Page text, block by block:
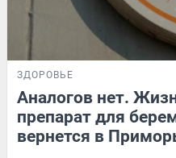
ЗДОРОВЬЕ
Аналогов нет.
препарат для
вернется в